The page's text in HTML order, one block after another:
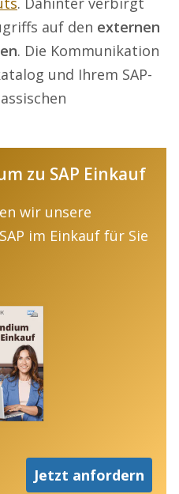
auf den externen
. Die Kommunikation
und Ihrem SAP-
zu SAP Einkauf
wir unsere
im Einkauf für Sie
Jetzt anfordern